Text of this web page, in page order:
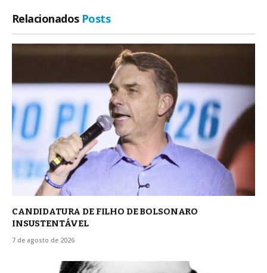
Relacionados Posts
CANDIDATURA DE FILHO DE BOLSONARO
INSUSTENTÁVEL
7 de agosto de 2026